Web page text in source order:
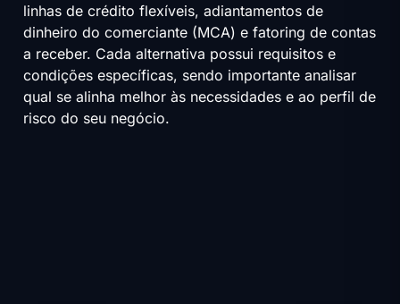
linhas de crédito flexíveis, adiantamentos de
dinheiro do comerciante (MCA) e fatoring de contas
a receber. Cada alternativa possui requisitos e
condições específicas, sendo importante analisar
qual se alinha melhor às necessidades e ao perfil de
risco do seu negócio.